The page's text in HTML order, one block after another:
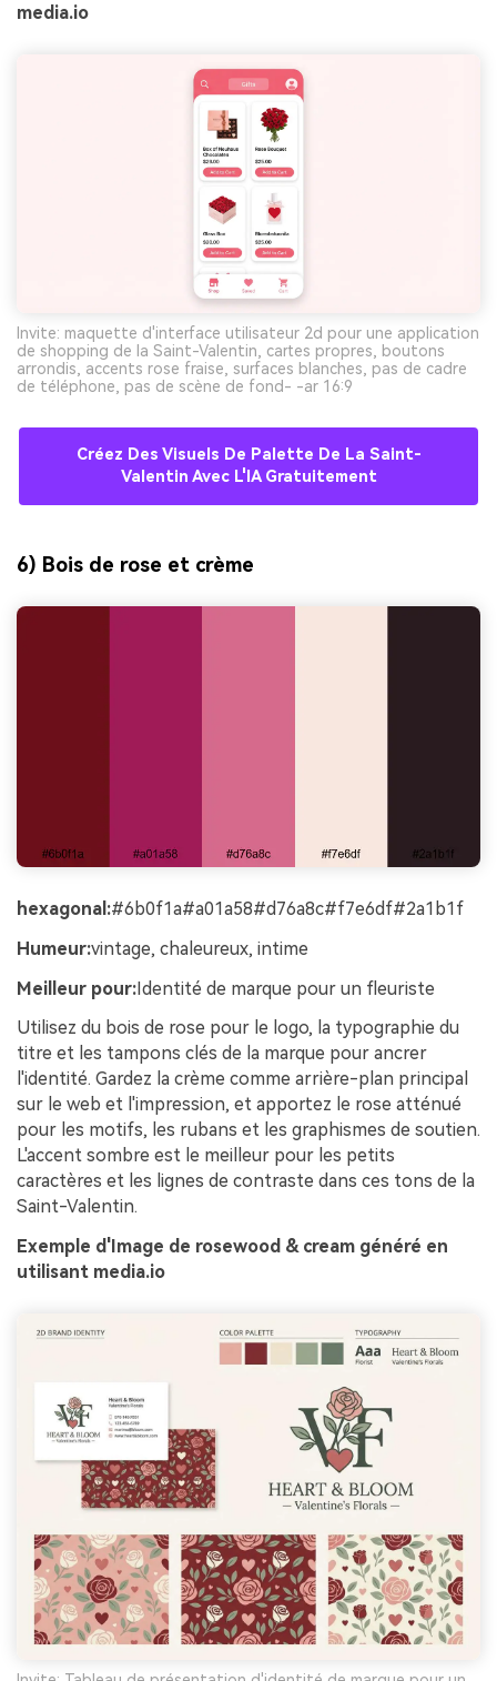
media.io
Invite: maquette d'interface utilisateur 2d pour une application
de shopping de la Saint-Valentin, cartes propres, boutons
arrondis, accents rose fraise, surfaces blanches, pas de cadre
de téléphone, pas de scène de fond- -ar 16:9
Créez Des Visuels De Palette De La Saint-
Valentin Avec L'IA Gratuitement
6) Bois de rose et crème
hexagonal:#6b0f1a#a01a58#d76a8c#f7e6df#2a1b1f
Humeur:vintage, chaleureux, intime
Meilleur pour:Identité de marque pour un fleuriste
Utilisez du bois de rose pour le logo, la typographie du
titre et les tampons clés de la marque pour ancrer
l'identité. Gardez la crème comme arrière-plan principal
sur le web et l'impression, et apportez le rose atténué
pour les motifs, les rubans et les graphismes de soutien.
L'accent sombre est le meilleur pour les petits
caractères et les lignes de contraste dans ces tons de la
Saint-Valentin.
Exemple d'Image de rosewood & cream généré en
utilisant media.io